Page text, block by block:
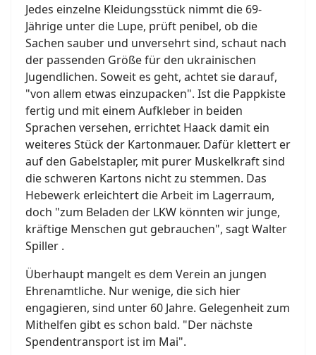
Jedes einzelne Kleidungsstück nimmt die 69-
Jährige unter die Lupe, prüft penibel, ob die
Sachen sauber und unversehrt sind, schaut nach
der passenden Größe für den ukrainischen
Jugendlichen. Soweit es geht, achtet sie darauf,
"von allem etwas einzupacken". Ist die Pappkiste
fertig und mit einem Aufkleber in beiden
Sprachen versehen, errichtet Haack damit ein
weiteres Stück der Kartonmauer. Dafür klettert er
auf den Gabelstapler, mit purer Muskelkraft sind
die schweren Kartons nicht zu stemmen. Das
Hebewerk erleichtert die Arbeit im Lagerraum,
doch "zum Beladen der LKW könnten wir junge,
kräftige Menschen gut gebrauchen", sagt Walter
Spiller .
Überhaupt mangelt es dem Verein an jungen
Ehrenamtliche. Nur wenige, die sich hier
engagieren, sind unter 60 Jahre. Gelegenheit zum
Mithelfen gibt es schon bald. "Der nächste
Spendentransport ist im Mai".